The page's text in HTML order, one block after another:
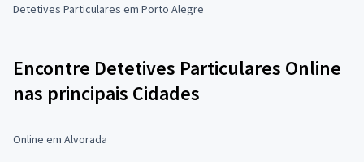
Detetives Particulares em Porto Alegre
Encontre Detetives Particulares Online
nas principais Cidades
Online em Alvorada